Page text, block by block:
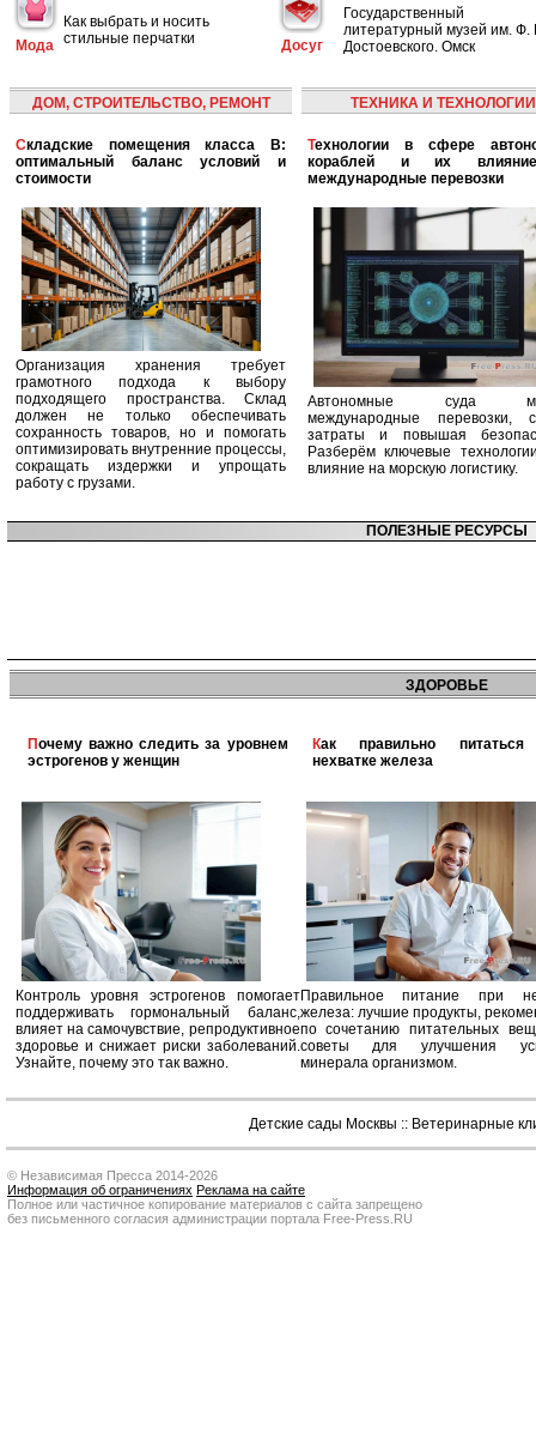
Мода
Как выбрать и носить
стильные перчатки
Досуг
Государственный
литературный музей им. Ф.
Достоевского. Омск
ДОМ, СТРОИТЕЛЬСТВО, РЕМОНТ
Складские помещения класса B:
оптимальный баланс условий и
стоимости
Организация хранения требует
грамотного подхода к выбору
подходящего пространства. Склад
должен не только обеспечивать
сохранность товаров, но и помогать
оптимизировать внутренние процессы,
сокращать издержки и упрощать
работу с грузами.
ТЕХНИКА И ТЕХНОЛОГИИ
Технологии в сфере автономных
кораблей и их
международные перевозки
Автономные суда
международные перевозки,
затраты и повышая
Разберём ключевые
влияние на морскую логистику.
ПОЛЕЗНЫЕ РЕСУРСЫ
ЗДОРОВЬЕ
Почему важно следить за уровнем
эстрогенов у женщин
Контроль уровня эстрогенов помогает
поддерживать гормональный баланс,
влияет на самочувствие, репродуктивное
здоровье и снижает риски заболеваний.
Узнайте, почему это так важно.
Как правильно питаться при
нехватке железа
Правильное питание при
железа: лучшие продукты,
по сочетанию питательных
советы для улучшения
минерала организмом.
Детские сады Москвы :: Ветеринарные
© Независимая Пресса 2014-2026
Информация об ограничениях Реклама на сайте
Полное или частичное копирование материалов с сайта запрещено
без письменного согласия администрации портала Free-Press.RU